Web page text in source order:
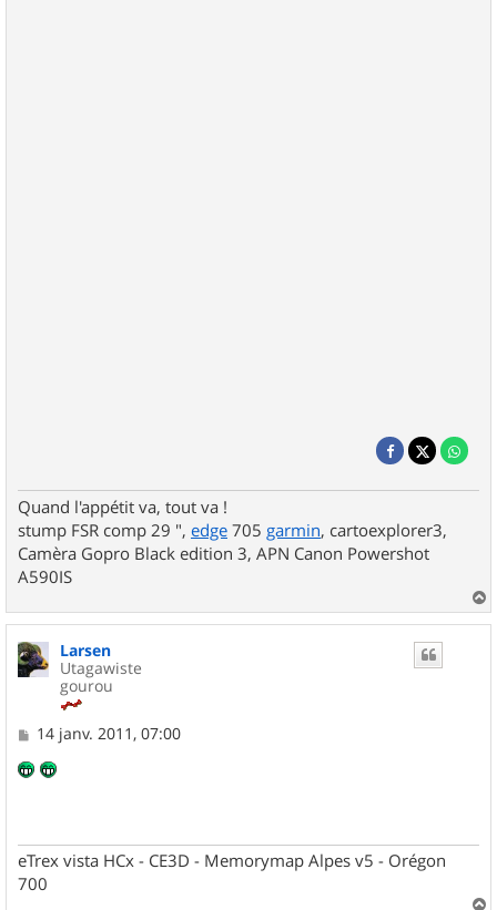
Quand l'appétit va, tout va !
stump FSR comp 29 ", edge 705 garmin, cartoexplorer3,
Camèra Gopro Black edition 3, APN Canon Powershot
A590IS
a
u
Larsen
Utagawiste
gourou
M
s
14 janv. 2011, 07:00
eTrex vista HCx - CE3D - Memorymap Alpes v5 - Orégon
700